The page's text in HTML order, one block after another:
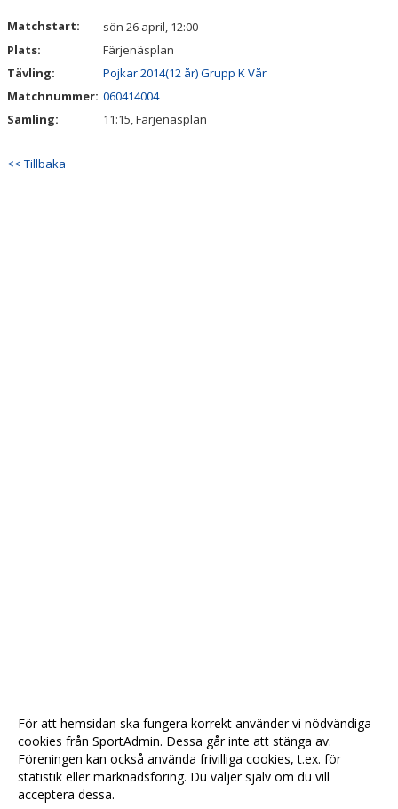
Matchstart:
sön 26 april, 12:00
Plats:
Färjenäsplan
Tävling:
Pojkar 2014(12 år) Grupp K Vår
Matchnummer: 060414004
Samling:
11:15, Färjenäsplan
<< Tillbaka
För att hemsidan ska fungera korrekt använder vi nödvändiga
cookies från SportAdmin. Dessa går inte att stänga av.
Föreningen kan också använda frivilliga cookies, t.ex. för
statistik eller marknadsföring. Du väljer själv om du vill
acceptera dessa.